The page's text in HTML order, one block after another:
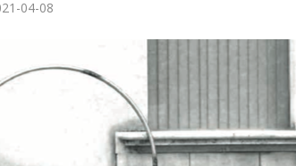
04-08